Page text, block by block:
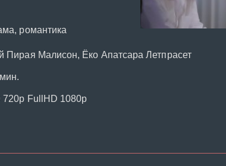
романтика
Пирая Малисон, Ёко Апатсара Летпрасет
720p FullHD 1080p